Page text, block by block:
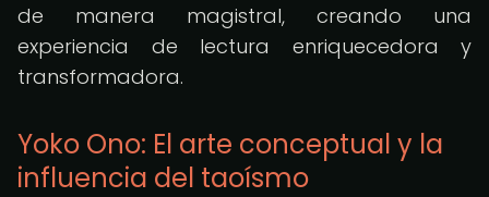
de manera magistral, creando una
experiencia de lectura enriquecedora y
transformadora.
Yoko Ono: El arte conceptual y la
influencia del taoísmo